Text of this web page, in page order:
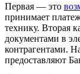
Первая — это
принимает
технику. Вторая
документами в
контрагентами.
предоставляют